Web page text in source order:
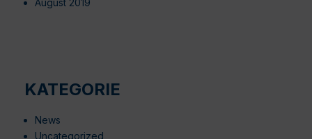
KATEGORIE
News
Uncategorized